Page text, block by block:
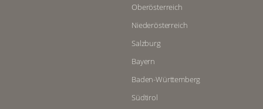
Oberösterreich
Niederösterreich
Salzburg
Bayern
Baden-Württemberg
Südtirol